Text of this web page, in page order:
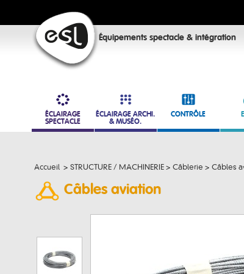
Équipements spectacle & intégration
ÉCLAIRAGE
SPECTACLE
ÉCLAIRAGE ARCHI.
& MUSÉO.
CONTRÔLE
Accueil > STRUCTURE / MACHINERIE > Câblerie > Câbles
Câbles aviation